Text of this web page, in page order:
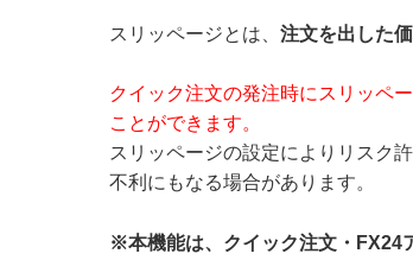
スリッページとは、 注文を出した
クイック注文の発注時にスリッペ
ことができます。
スリッページの設定によりリスク
不利にもなる場合があります。
※本機能は、クイック注文・FX24